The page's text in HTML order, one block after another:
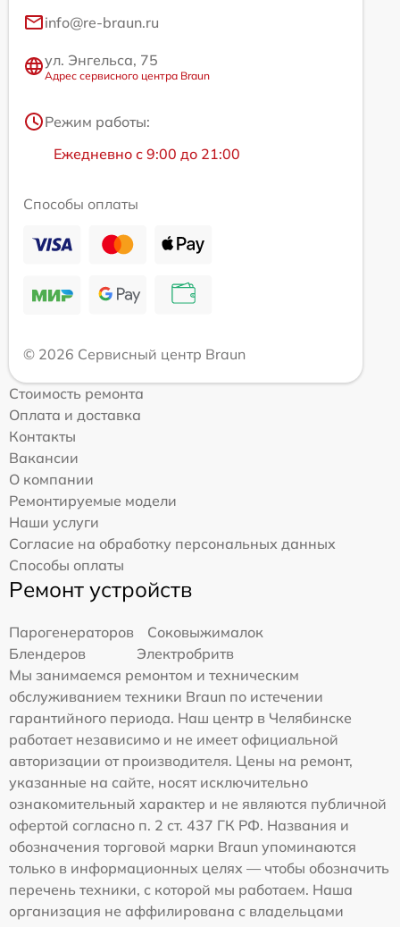
info@re-braun.ru
ул. Энгельса, 75
Адрес сервисного центра Braun
Режим работы:
Ежедневно с 9:00 до 21:00
Способы оплаты
© 2026 Сервисный центр Braun
Стоимость ремонта
Оплата и доставка
Контакты
Вакансии
О компании
Ремонтируемые модели
Наши услуги
Согласие на обработку персональных данных
Способы оплаты
Ремонт устройств
Парогенераторов
Соковыжималок
Блендеров
Электробритв
Мы занимаемся ремонтом и техническим
обслуживанием техники Braun по истечении
гарантийного периода. Наш центр в Челябинске
работает независимо и не имеет официальной
авторизации от производителя. Цены на ремонт,
указанные на сайте, носят исключительно
ознакомительный характер и не являются публичной
офертой согласно п. 2 ст. 437 ГК РФ. Названия и
обозначения торговой марки Braun упоминаются
только в информационных целях — чтобы обозначить
перечень техники, с которой мы работаем. Наша
организация не аффилирована с владельцами